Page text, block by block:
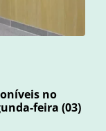
no
feira (03)